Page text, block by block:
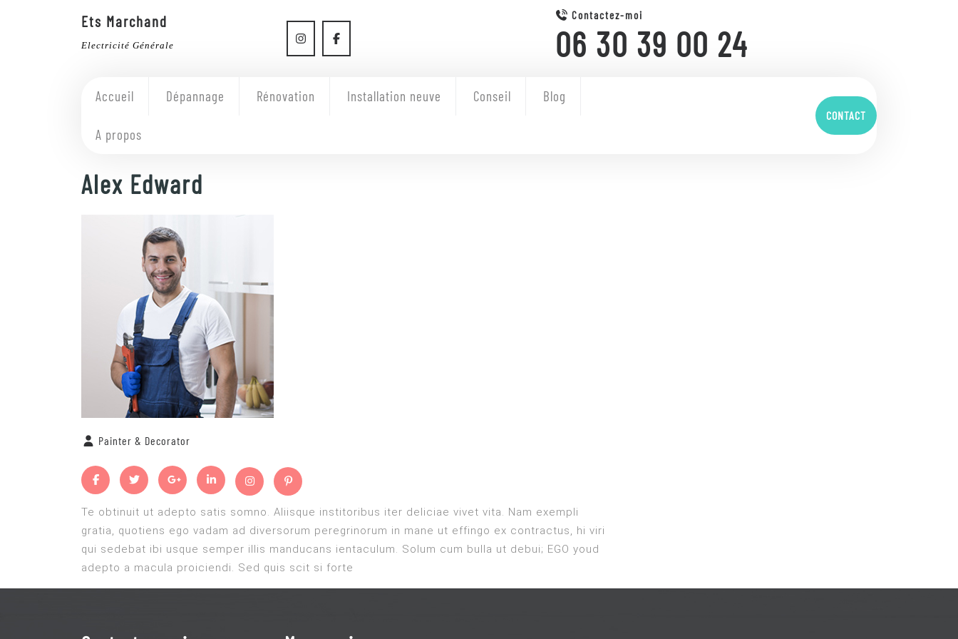
Ets Marchand
Electricité Générale
Contactez-moi
06 30 39 00 24
Accueil Dépannage Rénovation Installation neuve Conseil Blog
A propos
CONTACT
Alex Edward
Painter & Decorator
Te obtinuit ut adepto satis somno. Aliisque institoribus iter deliciae vivet vita. Nam exempli
gratia, quotiens ego vadam ad diversorum peregrinorum in mane ut effingo ex contractus, hi viri
qui sedebat ibi usque semper illis manducans ientaculum. Solum cum bulla ut debui; EGO youd
adepto a macula proiciendi. Sed quis scit si forte